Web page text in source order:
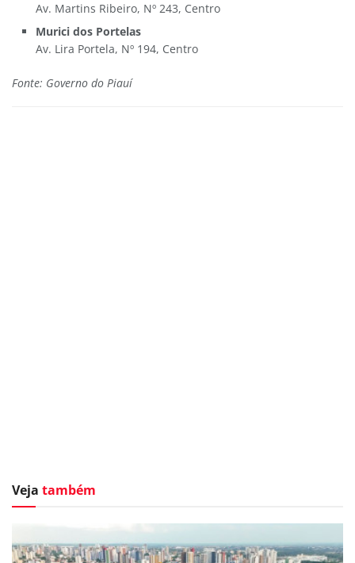
Av. Martins Ribeiro, Nº 243, Centro
Murici dos Portelas
Av. Lira Portela, Nº 194, Centro
Fonte: Governo do Piauí
Veja também